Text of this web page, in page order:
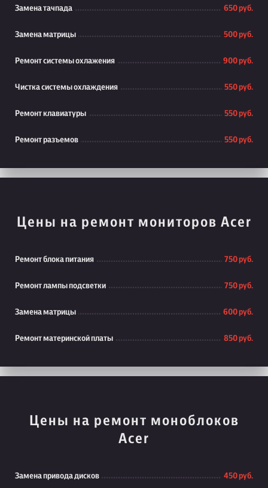
Замена тачпада 650 руб.
Замена матрицы 500 руб.
Ремонт системы охлажения 900 руб.
Чистка системы охлаждения 550 руб.
Ремонт клавиатуры 550 руб.
Ремонт разъемов 550 руб.
Цены на ремонт мониторов Acer
Ремонт блока питания 750 руб.
Ремонт лампы подсветки 750 руб.
Замена матрицы 600 руб.
Ремонт материнской платы 850 руб.
Цены на ремонт моноблоков
Acer
Замена привода дисков 450 руб.